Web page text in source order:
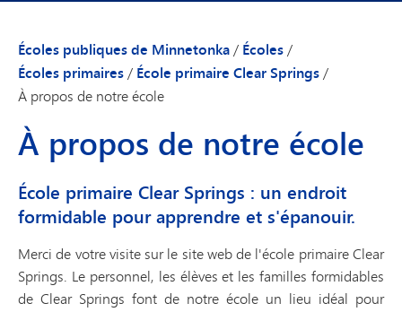
Écoles publiques de Minnetonka/ Écoles/
Écoles primaires/ École primaire Clear Springs/
À propos de notre école
À propos de notre école
École primaire Clear Springs : un endroit
formidable pour apprendre et s'épanouir.
Merci de votre visite sur le site web de l'école primaire Clear
Springs. Le personnel, les élèves et les familles formidables
de Clear Springs font de notre école un lieu idéal pour